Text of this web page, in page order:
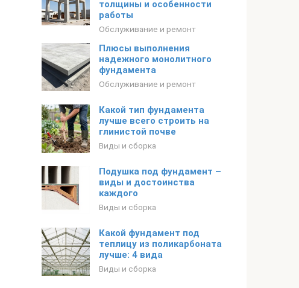
толщины и особенности
работы
Обслуживание и ремонт
Плюсы выполнения
надежного монолитного
фундамента
Обслуживание и ремонт
Какой тип фундамента
лучше всего строить на
глинистой почве
Виды и сборка
Подушка под фундамент –
виды и достоинства
каждого
Виды и сборка
Какой фундамент под
теплицу из поликарбоната
лучше: 4 вида
Виды и сборка